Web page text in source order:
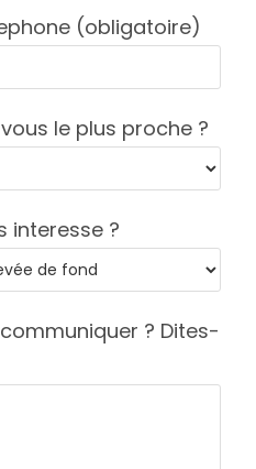
(obligatoire)
le plus proche ?
interesse ?
? Dites-